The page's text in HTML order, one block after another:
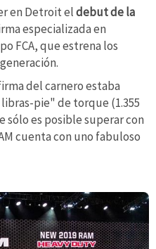
en Detroit eldebut de la
especializada en
FCA, que estrena los
del carnero estaba
libras-pie" de torque (1.355
sólo es posible superar con
cuenta con uno fabuloso